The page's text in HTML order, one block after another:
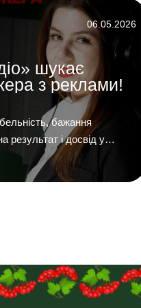
шукає
з реклами!
бажання
результат і досвід у
плюс.
Надсилайте ваші
06.05.2026